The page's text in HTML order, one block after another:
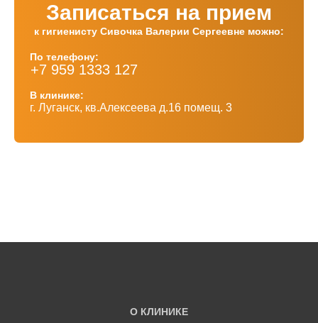
Записаться на прием
к гигиенисту Сивочка Валерии Сергеевне можно:
По телефону:
+7 959 1333 127
В клинике:
г. Луганск, кв.Алексеева д.16 помещ. 3
О КЛИНИКЕ